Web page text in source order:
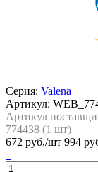
Серия: Valena
Артикул:
Артикул
774438 (1 шт)
672 руб./шт 994
–